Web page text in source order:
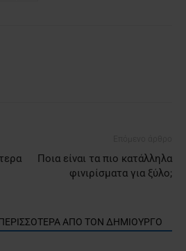
Ποια είναι τα πιο κατάλληλα
φινιρίσματα για ξύλο;
ΑΠΟ ΤΟΝ ΔΗΜΙΟΥΡΓΟ